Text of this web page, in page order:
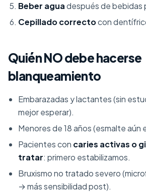
Beber aguadespués de bebidas
Cepillado correctocon
Quién NO debe hacerse
blanqueamiento
Embarazadas y lactantes (sin
mejor esperar).
Menores de 18 años (esmalte aún
Pacientes con caries activas o
tratar: primero estabilizamos.
Bruxismo no tratado severo
→ más sensibilidad post).